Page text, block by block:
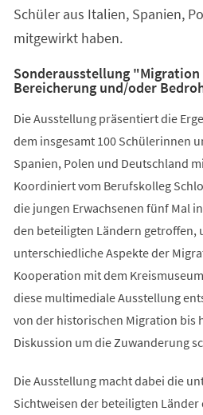
Schüler aus Italien, Spanien,
mitgewirkt haben.
Sonderausstellung "Migration
Bereicherung und/oder
Die Ausstellung präsentiert die
dem insgesamt 100 Schülerinnen
Spanien, Polen und Deutschland
Koordiniert vom Berufskolleg
die jungen Erwachsenen fünf Mal
den beteiligten Ländern getroffen,
unterschiedliche Aspekte der
Kooperation mit dem
diese multimediale Ausstellung
von der historischen Migration bis
Diskussion um die Zuwanderung
Die Ausstellung macht dabei die
Sichtweisen der beteiligten